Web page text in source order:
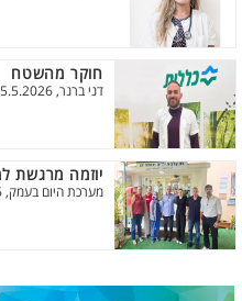
חוקר מהשטח
דני ברנר, 25.5.2026
יוזמה מרגשת
מערכת היום בעמק, 25.5.2026